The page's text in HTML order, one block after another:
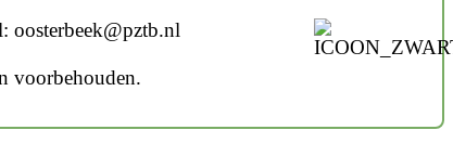
oosterbeek@pztb.nl
voorbehouden.